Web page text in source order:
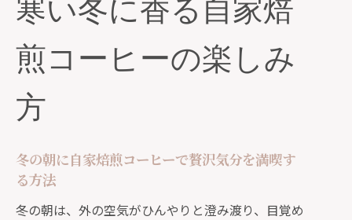
を深める理由
寒い季節に人気の自家焙煎コーヒー豆
の特徴
ト系ブレンドの魅力
ヒーの選び方
寒い冬に香る自家焙
煎コーヒーの楽しみ
方
冬の朝に自家焙煎コーヒーで贅沢気分を満喫す
る方法
冬の朝は、外の空気がひんやりと澄み渡り、目覚め